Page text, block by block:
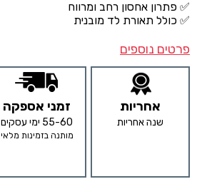
✅ פתרון אחסון רחב ומרווח
✅ כולל תאורת לד מובנית
פרטים נוספים
אחריות
שנה אחריות
זמני אספקה
55-60 ימי עסקים
מותנה בזמינות מלאי